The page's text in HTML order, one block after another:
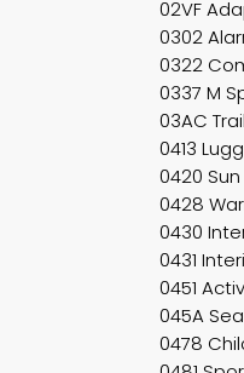
02VF
0302
0322
0337 M
03AC
0413
0420
0428
0430
0431
0451
045A
0478